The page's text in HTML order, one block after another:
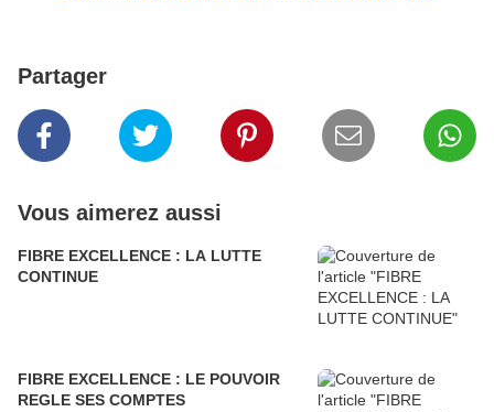
Partager
Vous aimerez aussi
FIBRE EXCELLENCE : LA LUTTE
CONTINUE
FIBRE EXCELLENCE : LE POUVOIR
REGLE SES COMPTES